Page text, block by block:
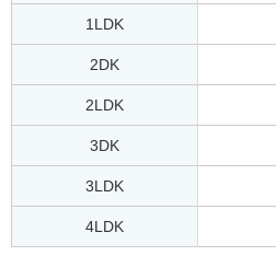
1LDK
2DK
2LDK
3DK
3LDK
4LDK